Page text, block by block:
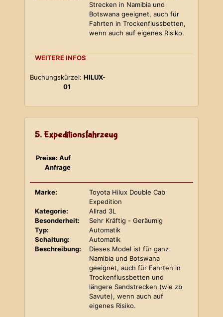
Strecken in Namibia und
Botswana geeignet, auch für
Fahrten in Trockenflussbetten,
wenn auch auf eigenes Risiko.
WEITERE INFOS
Buchungskürzel: HILUX-
01
5. Expeditionsfahrzeug
Preise: Auf
Anfrage
Marke:
Toyota Hilux Double Cab
Expedition
Kategorie:
Allrad 3L
Besonderheit:
Sehr Kräftig - Geräumig
Typ:
Automatik
Schaltung:
Automatik
Beschreibung:
Dieses Model ist für ganz
Namibia und Botswana
geeignet, auch für Fahrten in
Trockenflussbetten und
längere Sandstrecken (wie zb
Savute), wenn auch auf
eigenes Risiko.